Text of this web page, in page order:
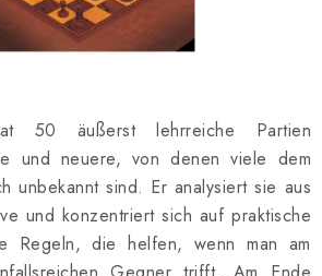
uns
Schachblog
50 äußerst lehrreiche Partien
und neuere, von denen viele dem
unbekannt sind. Er analysiert sie aus
und konzentriert sich auf praktische
Regeln, die helfen, wenn man am